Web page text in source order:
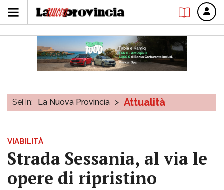
Sei in: La Nuova Provincia > Attualità
VIABILITÀ
Strada Sessania, al via le
opere di ripristino